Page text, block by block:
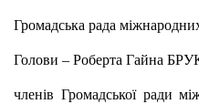
Громадська рада
Голови – Роберта Гайна
членів Громадської ради